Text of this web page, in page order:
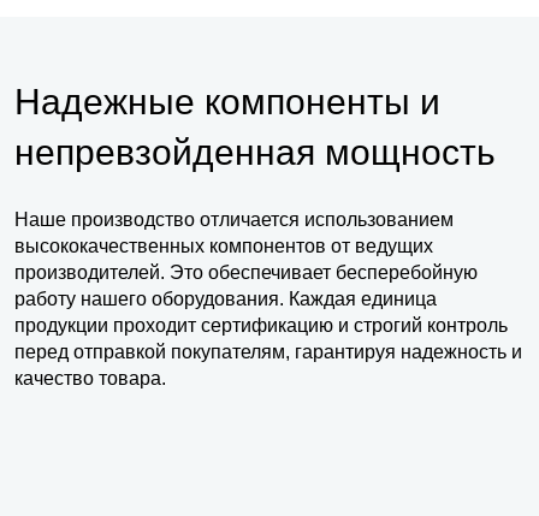
Надежные компоненты и
непревзойденная мощность
Наше производство отличается использованием
высококачественных компонентов от ведущих
производителей. Это обеспечивает бесперебойную
работу нашего оборудования. Каждая единица
продукции проходит сертификацию и строгий контроль
перед отправкой покупателям, гарантируя надежность и
качество товара.